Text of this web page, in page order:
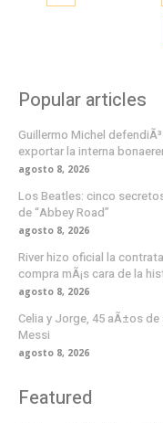
Popular articles
Guillermo Michel
exportar la interna
agosto 8, 2026
Los Beatles: cinco
de “Abbey Road”
agosto 8, 2026
River hizo oficial la
compra mÃ¡s cara de la
agosto 8, 2026
Celia y Jorge, 45 aÃ±os
Messi
agosto 8, 2026
Featured